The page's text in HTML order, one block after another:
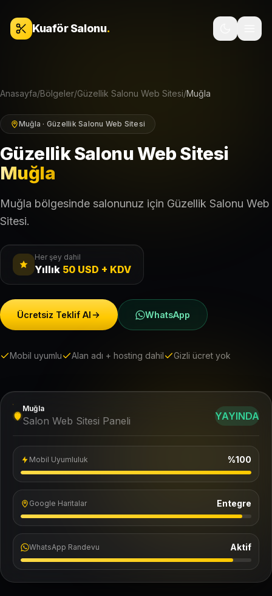
Kuaför Salonu.
Anasayfa/Bölgeler/Güzellik Salonu Web Sitesi/Muğla
Muğla · Güzellik Salonu Web Sitesi
Güzellik Salonu Web Sitesi
Muğla
Muğla bölgesinde salonunuz için Güzellik Salonu Web
Sitesi.
Her şey dahil
Yıllık 50 USD + KDV
Ücretsiz Teklif Al WhatsApp
Mobil uyumlu Alan adı + hosting dahil Gizli ücret yok
Muğla
Salon Web Sitesi Paneli YAYINDA
Mobil Uyumluluk %100
Google Haritalar Entegre
WhatsApp Randevu Aktif